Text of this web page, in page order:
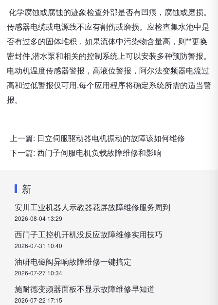
化学腐蚀或腐蚀的迹象检查外部是否有凹痕，腐蚀或磨损。
传感器电缆或电源线不应有割伤或磨损。应检查集水池中是
否有过多的固体堆积，如果流体中污染物含量高，则**更换
密封件,潜水泵和相关的控制系统上可以安装多种预防警报。
电动机温度传感器警报，高液位警报，阿尔法变频器电流过
高和过低警报仅可用,每个应用程序将确定系统所需的适当警
报。
上一篇: 日立伺服驱动器电机振动的故障该如何维修
下一篇: 西门子伺服电机负载故障维修和影响
新
安川工业机器人示教器花屏故障维修服务周到
2026-08-04 13:29
西门子工控机开机没反应故障维修实用技巧
2026-07-31 10:40
油研电磁阀异响故障维修一键搞定
2026-07-27 10:34
施耐德变频器面板不显示故障维修早知道
2026-07-22 17:15